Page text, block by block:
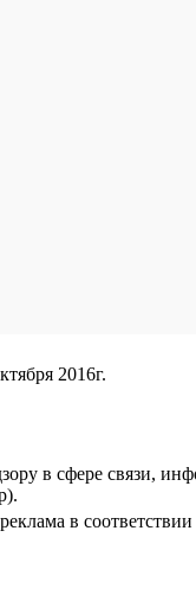
2016г.
в сфере связи,
в